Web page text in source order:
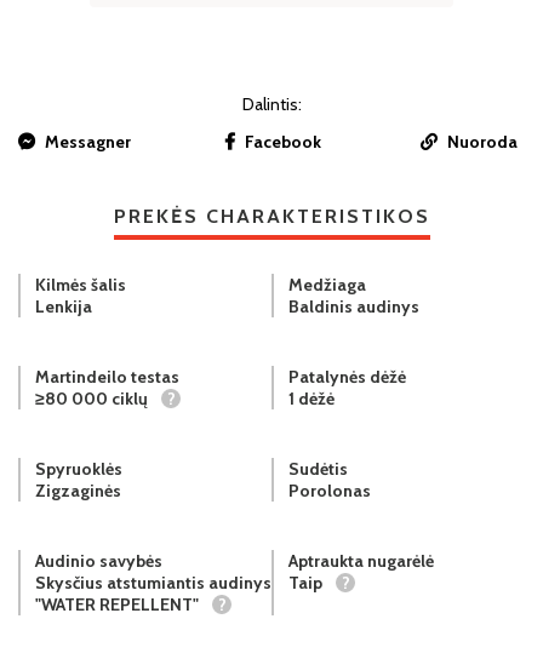
Dalintis:
Messagner
Facebook Nuoroda
PREKĖS CHARAKTERISTIKOS
Kilmės šalis
Lenkija
Medžiaga
Baldinis audinys
Martindeilo testas
≥80 000 ciklų
?
Patalynės dėžė
1 dėžė
Spyruoklės
Zigzaginės
Sudėtis
Porolonas
Audinio savybės
Skysčius atstumiantis audinys
"WATER REPELLENT"
?
Aptraukta nugarėlė
Taip
?